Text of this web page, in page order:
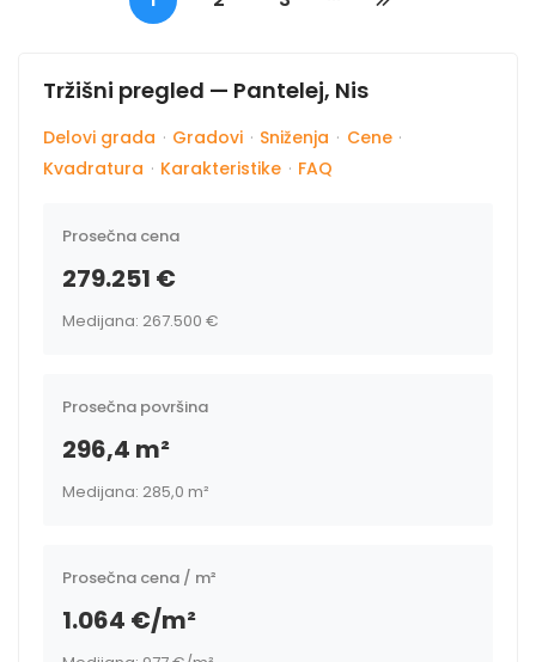
Tržišni pregled — Pantelej, Nis
Delovi grada · Gradovi · Sniženja · Cene ·
Kvadratura · Karakteristike · FAQ
Prosečna cena
279.251 €
Medijana: 267.500 €
Prosečna površina
296,4 m²
Medijana: 285,0 m²
Prosečna cena / m²
1.064 €/m²